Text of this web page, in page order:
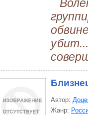
Автор:
Жанр: